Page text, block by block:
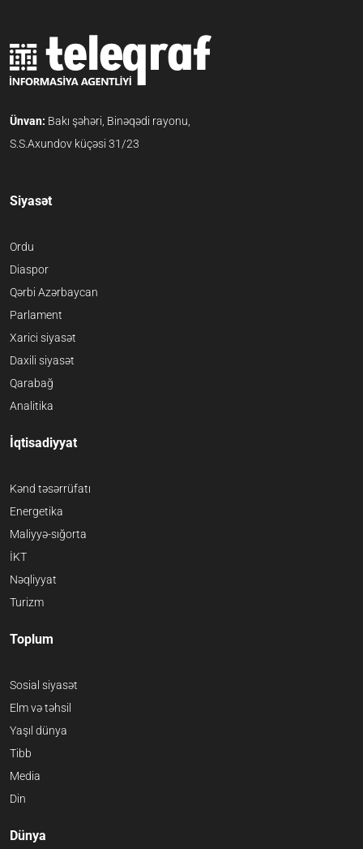
Ünvan: Bakı şəhəri, Binəqədi rayonu,
S.S.Axundov küçəsi 31/23
Siyasət
Ordu
Diaspor
Qərbi Azərbaycan
Parlament
Xarici siyasət
Daxili siyasət
Qarabağ
Analitika
İqtisadiyyat
Kənd təsərrüfatı
Energetika
Maliyyə-sığorta
İKT
Nəqliyyat
Turizm
Toplum
Sosial siyasət
Elm və təhsil
Yaşıl dünya
Tibb
Media
Din
Dünya